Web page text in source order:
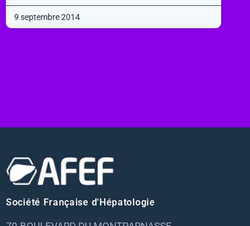
9 septembre 2014
Société Française d'Hépatologie